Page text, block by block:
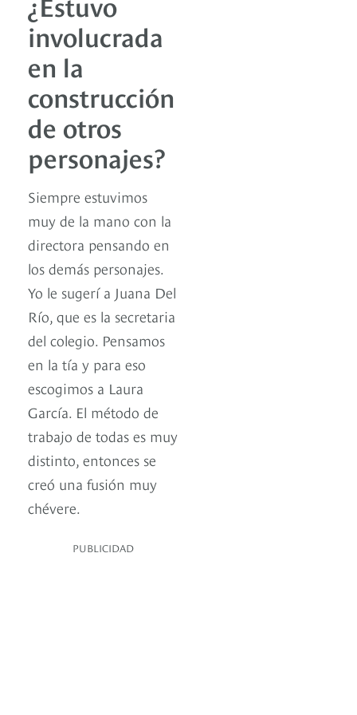
involucrada
en la
construcción
de otros
personajes?
Siempre estuvimos
muy de la mano con la
directora pensando en
los demás personajes.
Yo le sugerí a Juana Del
Río, que es la secretaria
del colegio. Pensamos
en la tía y para eso
escogimos a Laura
García. El método de
trabajo de todas es muy
distinto, entonces se
creó una fusión muy
chévere.
PUBLICIDAD